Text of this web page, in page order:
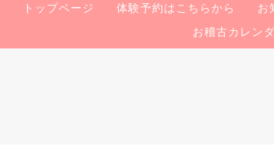
トップページ 体験予約はこちらから お
お稽古カレン